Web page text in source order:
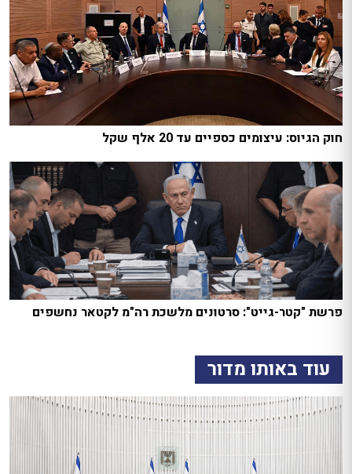
חוק הגיוס: עיצומים כספיים עד 20 אלף שקל
פרשת "קטר-גייט": סרטונים מלשכת רה"מ לקטאר נחשפים
עוד באותו מדור